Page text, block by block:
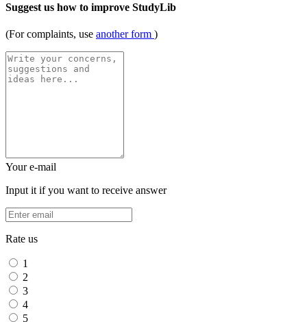
Suggest us how to improve StudyLib
(For complaints, use another form )
Your e-mail
Input it if you want to receive answer
Rate us
1
2
3
4
5